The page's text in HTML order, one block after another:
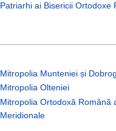
Patriarhi ai Bisericii Ortodoxe
Mitropolia Munteniei și
Mitropolia Olteniei
Mitropolia Ortodoxă Română
Meridionale